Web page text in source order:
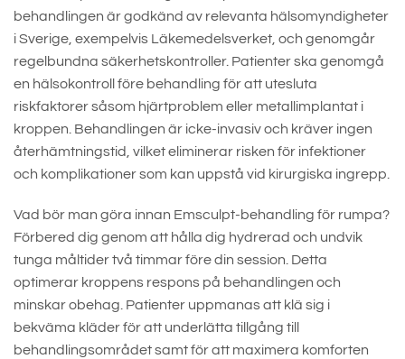
behandlingen är godkänd av relevanta hälsomyndigheter
i Sverige, exempelvis Läkemedelsverket, och genomgår
regelbundna säkerhetskontroller. Patienter ska genomgå
en hälsokontroll före behandling för att utesluta
riskfaktorer såsom hjärtproblem eller metallimplantat i
kroppen. Behandlingen är icke-invasiv och kräver ingen
återhämtningstid, vilket eliminerar risken för infektioner
och komplikationer som kan uppstå vid kirurgiska ingrepp.
Vad bör man göra innan Emsculpt-behandling för rumpa?
Förbered dig genom att hålla dig hydrerad och undvik
tunga måltider två timmar före din session. Detta
optimerar kroppens respons på behandlingen och
minskar obehag. Patienter uppmanas att klä sig i
bekväma kläder för att underlätta tillgång till
behandlingsområdet samt för att maximera komforten